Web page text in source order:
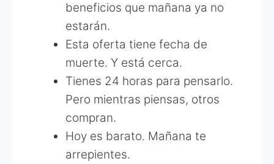
beneficios que mañana ya no
estarán.
Esta oferta tiene fecha de
muerte. Y está cerca.
Tienes 24 horas para pensarlo.
Pero mientras piensas, otros
compran.
Hoy es barato. Mañana te
arrepientes.